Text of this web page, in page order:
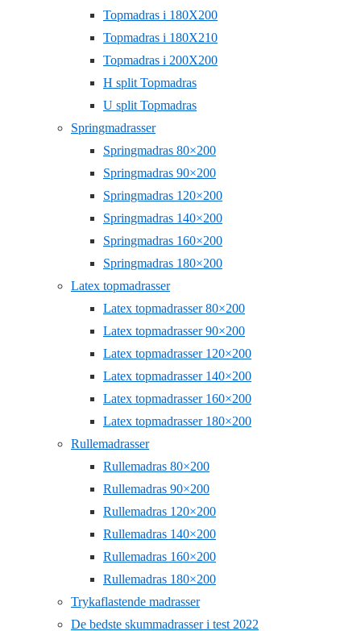
Topmadras i 180X200
Topmadras i 180X210
Topmadras i 200X200
H split Topmadras
U split Topmadras
Springmadrasser
Springmadras 80×200
Springmadras 90×200
Springmadras 120×200
Springmadras 140×200
Springmadras 160×200
Springmadras 180×200
Latex topmadrasser
Latex topmadrasser 80×200
Latex topmadrasser 90×200
Latex topmadrasser 120×200
Latex topmadrasser 140×200
Latex topmadrasser 160×200
Latex topmadrasser 180×200
Rullemadrasser
Rullemadras 80×200
Rullemadras 90×200
Rullemadras 120×200
Rullemadras 140×200
Rullemadras 160×200
Rullemadras 180×200
Trykaflastende madrasser
De bedste skummadrasser i test 2022